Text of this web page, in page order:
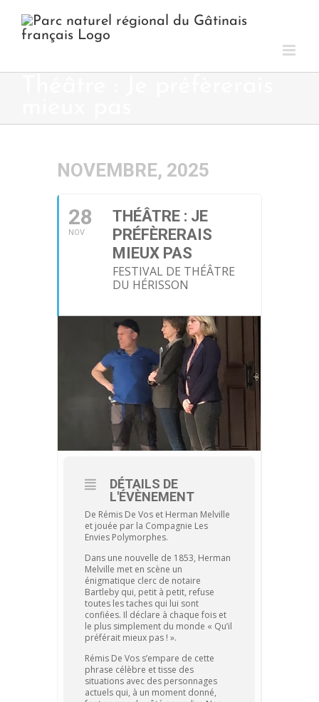
contenu
NOVEMBRE, 2025
28
NOV
THÉÂTRE : JE
PRÉFÈRERAIS
MIEUX PAS
FESTIVAL DE THÉÂTRE
DU HÉRISSON
DÉTAILS DE
L'ÉVÈNEMENT
De Rémis De Vos et Herman Melville
et jouée par la Compagnie Les
Envies Polymorphes.
Dans une nouvelle de 1853, Herman
Melville met en scène un
énigmatique clerc de notaire
Bartleby qui, petit à petit, refuse
toutes les taches qui lui sont
confiées. Il déclare à chaque fois et
le plus simplement du monde « Qu’il
préférait mieux pas ! ».
Rémis De Vos s’empare de cette
phrase célèbre et tisse des
situations avec des personnages
actuels qui, à un moment donné,